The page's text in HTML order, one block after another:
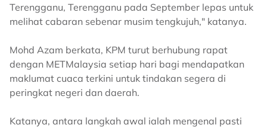
Terengganu, Terengganu pada September lepas untuk
melihat cabaran sebenar musim tengkujuh," katanya.
Mohd Azam berkata, KPM turut berhubung rapat
dengan METMalaysia setiap hari bagi mendapatkan
maklumat cuaca terkini untuk tindakan segera di
peringkat negeri dan daerah.
Katanya, antara langkah awal ialah mengenal pasti